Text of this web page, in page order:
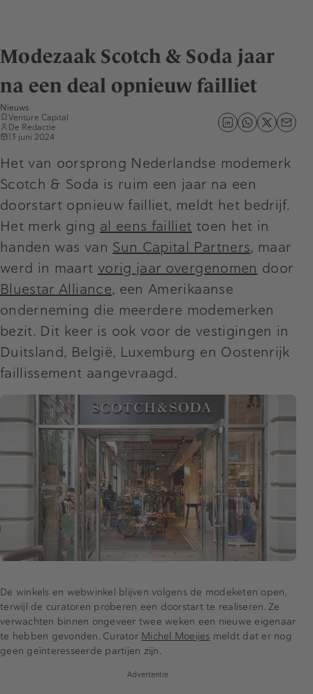
Modezaak Scotch & Soda jaar
na een deal opnieuw failliet
Nieuws
Venture Capital
De Redactie
13 juni 2024
Het van oorsprong Nederlandse modemerk
Scotch & Soda is ruim een jaar na een
doorstart opnieuw failliet, meldt het bedrijf.
Het merk ging al eens failliet toen het in
handen was van Sun Capital Partners, maar
werd in maart vorig jaar overgenomen door
Bluestar Alliance, een Amerikaanse
onderneming die meerdere modemerken
bezit. Dit keer is ook voor de vestigingen in
Duitsland, België, Luxemburg en Oostenrijk
faillissement aangevraagd.
De winkels en webwinkel blijven volgens de modeketen open,
terwijl de curatoren proberen een doorstart te realiseren. Ze
verwachten binnen ongeveer twee weken een nieuwe eigenaar
te hebben gevonden. Curator Michel Moeijes meldt dat er nog
geen geïnteresseerde partijen zijn.
Advertentie